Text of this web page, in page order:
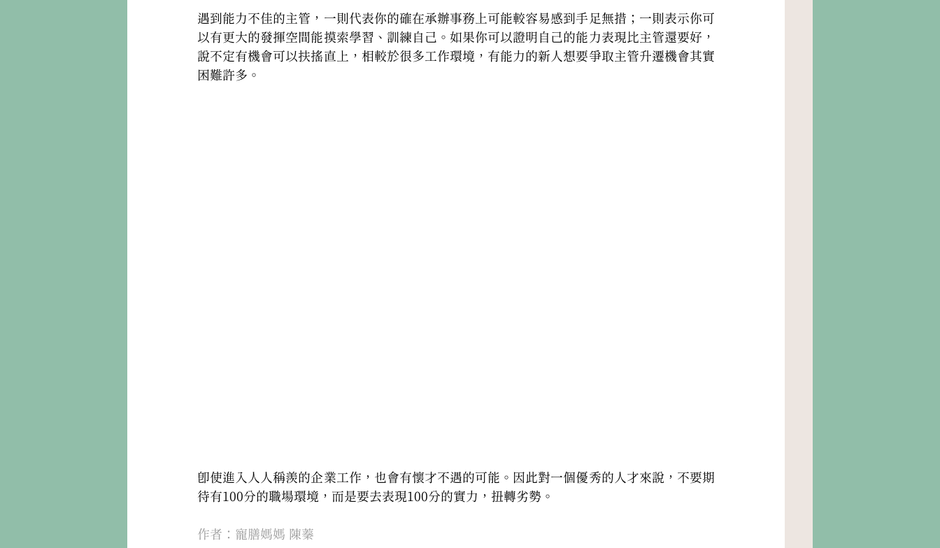
遇到能力不佳的主管，一則代表你的確在承辦事務上可能較容易感到手足無措；一則表示你可
以有更大的發揮空間能摸索學習、訓練自己。如果你可以證明自己的能力表現比主管還要好，
說不定有機會可以扶搖直上，相較於很多工作環境，有能力的新人想要爭取主管升遷機會其實
困難許多。
即使進入人人稱羨的企業工作，也會有懷才不遇的可能。因此對一個優秀的人才來說，不要期
待有100分的職場環境，而是要去表現100分的實力，扭轉劣勢。
作者：寵膳媽媽 陳蓁